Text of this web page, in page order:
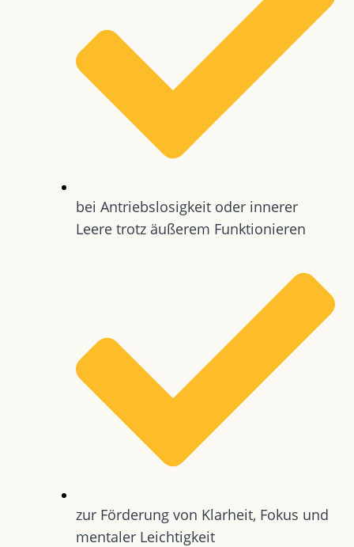
bei Antriebslosigkeit oder innerer
Leere trotz äußerem Funktionieren
zur Förderung von Klarheit, Fokus und
mentaler Leichtigkeit